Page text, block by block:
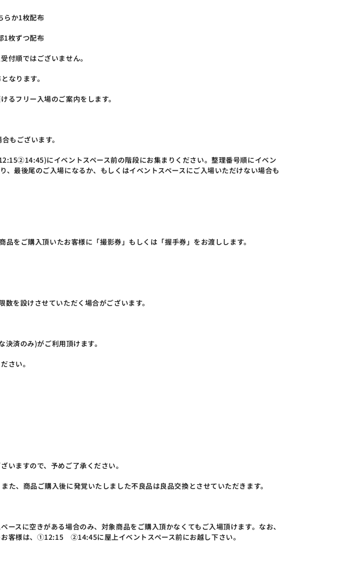
らか1枚配布
1枚ずつ配布
付順ではございません。
なります。
るフリー入場のご案内をします。
もございます。
にイベントスペース前の階段にお集まりください。整理番号順にイベン
最後尾のご入場になるか、もしくはイベントスペースにご入場いただけない場合も
をご購入頂いたお客様に「撮影券」もしくは「握手券」をお渡しします。
を設けさせていただく場合がございます。
済のみ)がご利用頂けます。
さい。
ますので、予めご了承ください。
、商品ご購入後に発覚いたしました不良品は良品交換とさせていただきます。
スに空きがある場合のみ、対象商品をご購入頂かなくてもご入場頂けます。なお、
客様は、①12:15　②14:45に屋上イベントスペース前にお越し下さい。